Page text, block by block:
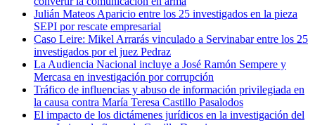
Julián Mateos Aparicio entre los 25 investigados en la pieza
SEPI por rescate empresarial
Caso Leire: Mikel Arrarás vinculado a Servinabar entre los 25
investigados por el juez Pedraz
La Audiencia Nacional incluye a José Ramón Sempere y
Mercasa en investigación por corrupción
Tráfico de influencias y abuso de información privilegiada en
la causa contra María Teresa Castillo Pasalodos
El impacto de los dictámenes jurídicos en la investigación del